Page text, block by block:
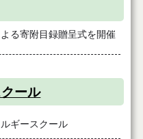
る寄附目録贈呈式を開催
ール
ギースクール